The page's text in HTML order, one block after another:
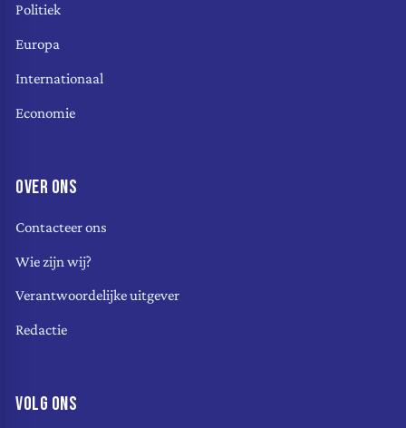
Politiek
Europa
Internationaal
Economie
OVER ONS
Contacteer ons
Wie zijn wij?
Verantwoordelijke uitgever
Redactie
VOLG ONS